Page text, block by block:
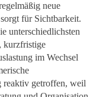
neue
für Sichtbarkeit.
unterschiedlichsten
kurzfristige
im Wechsel
reaktiv getroffen, weil